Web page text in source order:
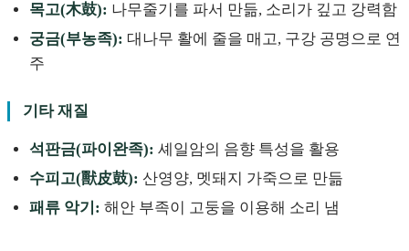
목고(木鼓): 나무줄기를 파서 만듦, 소리가 깊고 강력함
궁금(부농족): 대나무 활에 줄을 매고, 구강 공명으로 연
주
기타 재질
석판금(파이완족): 셰일암의 음향 특성을 활용
수피고(獸皮鼓): 산영양, 멧돼지 가죽으로 만듦
패류 악기: 해안 부족이 고둥을 이용해 소리 냄